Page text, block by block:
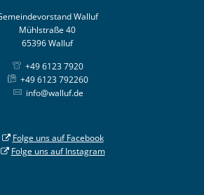
Walluf
Mühlstraße 40
65396 Walluf
+49 6123 7920
+49 6123 792260
info@walluf.de
Folge uns auf Facebook
Folge uns auf Instagram